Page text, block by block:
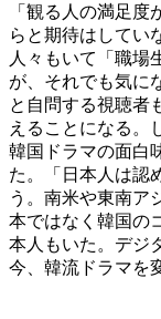
「観る人の満足
らと期待はしてい
人々もいて「職場
が、それでも気に
と自問する視聴者
えることになる。
韓国ドラマの面白
た。「日本人は認
う。南米や東南ア
本ではなく韓国の
本人もいた。デジ
今、韓流ドラマを